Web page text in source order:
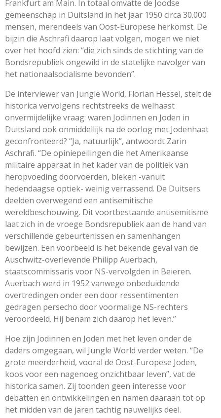
Frankfurt am Main. In totaal omvatte de Joodse
gemeenschap in Duitsland in het jaar 1950 circa 30.000
mensen, merendeels van Oost-Europese herkomst. De
bijzin die Aschrafi daarop laat volgen, mogen we niet
over het hoofd zien: “die zich sinds de stichting van de
Bondsrepubliek ongewild in de statelijke navolger van
het nationaalsocialisme bevonden”.
De interviewer van Jungle World, Florian Hessel, stelt de
historica vervolgens rechtstreeks de welhaast
onvermijdelijke vraag: waren Jodinnen en Joden in
Duitsland ook onmiddellijk na de oorlog met Jodenhaat
geconfronteerd? “Ja, natuurlijk”, antwoordt Zarin
Aschrafi. “De opiniepeilingen die het Amerikaanse
militaire apparaat in het kader van de politiek van
heropvoeding doorvoerden, bleken -vanuit
hedendaagse optiek- weinig verrassend. De Duitsers
deelden overwegend een antisemitische
wereldbeschouwing. Dit voortbestaande antisemitisme
laat zich in de vroege Bondsrepubliek aan de hand van
verschillende gebeurtenissen en samenhangen
bewijzen. Een voorbeeld is het bekende geval van de
Auschwitz-overlevende Philipp Auerbach,
staatscommissaris voor NS-vervolgden in Beieren.
Auerbach werd in 1952 vanwege onbeduidende
overtredingen onder een door ressentimenten
gedragen persecho door voormalige NS-rechters
veroordeeld. Hij benam zich daarop het leven.”
Hoe zijn Jodinnen en Joden met het leven onder de
daders omgegaan, wil Jungle World verder weten. “De
grote meerderheid, vooral de Oost-Europese Joden,
koos voor een nagenoeg onzichtbaar leven”, vat de
historica samen. Zij toonden geen interesse voor
debatten en ontwikkelingen en namen daaraan tot op
het midden van de jaren tachtig nauwelijks deel.